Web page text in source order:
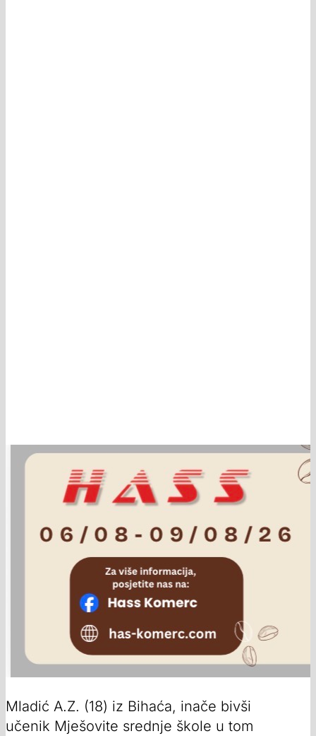
Mladić A.Z. (18) iz Bihaća, inače bivši
učenik Mješovite srednje škole u tom